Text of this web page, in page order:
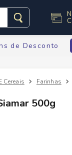
de Desconto
Cereais Farinhas
500g